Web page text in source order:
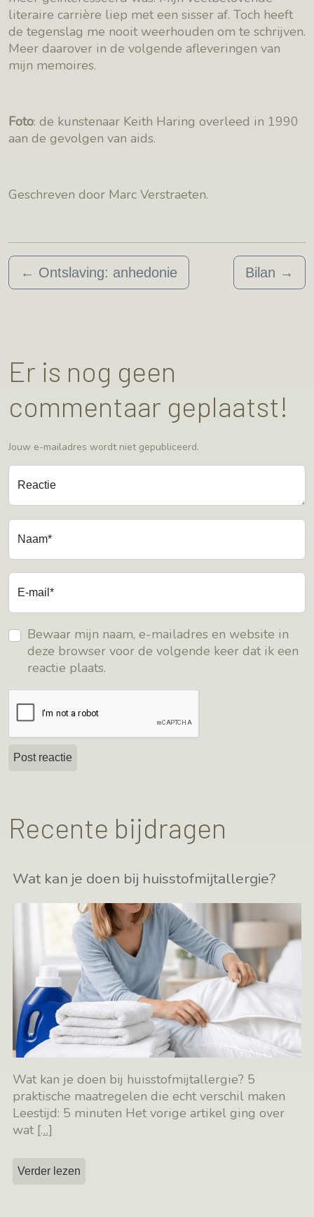
literaire carrière liep met een sisser af. Toch heeft
de tegenslag me nooit weerhouden om te schrijven.
Meer daarover in de volgende afleveringen van
mijn memoires.
Foto: de kunstenaar Keith Haring overleed in 1990
aan de gevolgen van aids.
Geschreven door Marc Verstraeten.
← Ontslaving: anhedonie Bilan →
Er is nog geen
commentaar geplaatst!
Jouw e-mailadres wordt niet gepubliceerd.
Reactie
Naam*
E-mail*
Bewaar mijn naam, e-mailadres en website in
deze browser voor de volgende keer dat ik een
reactie plaats.
Recente bijdragen
Wat kan je doen bij huisstofmijtallergie?
Wat kan je doen bij huisstofmijtallergie? 5
praktische maatregelen die echt verschil maken
Leestijd: 5 minuten Het vorige artikel ging over
wat […]
Verder lezen